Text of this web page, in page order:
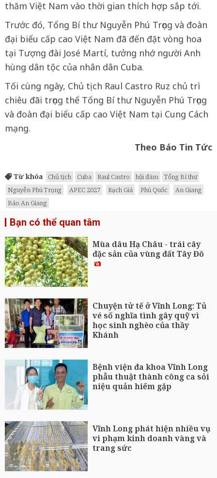
thăm Việt Nam vào thời gian thích hợp sắp tới.
Trước đó, Tổng Bí thư Nguyễn Phú Trọng và đoàn
đại biểu cấp cao Việt Nam đã đến đặt vòng hoa
tại Tượng đài José Martí, tưởng nhớ người Anh
hùng dân tộc của nhân dân Cuba.
Tối cùng ngày, Chủ tịch Raul Castro Ruz chủ trì
chiêu đãi trọng thể Tổng Bí thư Nguyễn Phú Trọng
và đoàn đại biểu cấp cao Việt Nam tại Cung Cách
mạng.
Theo Báo Tin Tức
Từ khóa Chủ tịch Cuba Raul Castro hội đàm
Tổng Bí thư
Nguyễn Phú Trọng
APEC 2027 Rạch Giá Phú Quốc
An Giang
Báo An Giang
Bạn có thể quan tâm
Mùa dâu Hạ Châu - trái cây
đặc sản của vùng đất Tây Đô
Chuyện tử tế ở Vĩnh Long: Tủ
vé số nghĩa tình gây quỹ vì
học sinh nghèo của thầy
Khánh
Bệnh viện đa khoa Vĩnh Long
phẫu thuật thành công ca sỏi
niệu quản hiếm gặp
Vĩnh Long phát hiện nhiều vụ
vi phạm kinh doanh vàng và
trang sức